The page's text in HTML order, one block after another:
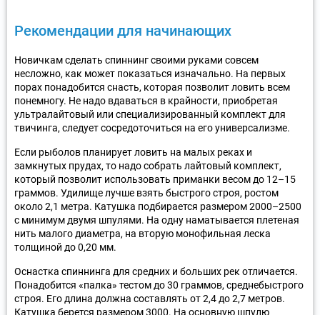
Рекомендации для начинающих
Новичкам сделать спиннинг своими руками совсем
несложно, как может показаться изначально. На первых
порах понадобится снасть, которая позволит ловить всем
понемногу. Не надо вдаваться в крайности, приобретая
ультралайтовый или специализированный комплект для
твичинга, следует сосредоточиться на его универсализме.
Если рыболов планирует ловить на малых реках и
замкнутых прудах, то надо собрать лайтовый комплект,
который позволит использовать приманки весом до 12–15
граммов. Удилище лучше взять быстрого строя, ростом
около 2,1 метра. Катушка подбирается размером 2000–2500
с минимум двумя шпулями. На одну наматывается плетеная
нить малого диаметра, на вторую монофильная леска
толщиной до 0,20 мм.
Оснастка спиннинга для средних и больших рек отличается.
Понадобится «палка» тестом до 30 граммов, среднебыстрого
строя. Его длина должна составлять от 2,4 до 2,7 метров.
Катушка берется размером 3000. На основную шпулю